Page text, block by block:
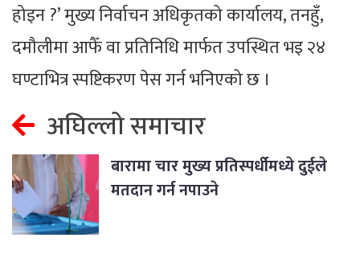
होइन ?’ मुख्य निर्वाचन अधिकृतको कार्यालय, तनहुँ,
दमौलीमा आफैँ वा प्रतिनिधि मार्फत उपस्थित भइ २४
घण्टाभित्र स्पष्टिकरण पेस गर्न भनिएको छ ।
अघिल्लो समाचार
बारामा चार मुख्य प्रतिस्पर्धीमध्ये दुईले
मतदान गर्न नपाउने